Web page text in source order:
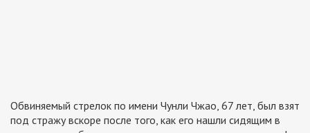
Обвиняемый стрелок по имени Чунли Чжао, 67 лет, был взят
под стражу вскоре после того, как его нашли сидящим в